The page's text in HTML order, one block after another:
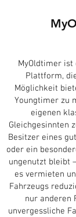
MyOldtimer
Plattform,
Möglichkeit
Youngtimer zu
eigenen
Gleichgesinnten
Besitzer eines
oder ein
ungenutzt bleibt
es vermieten
Fahrzeugs
nur anderen
unvergessliche